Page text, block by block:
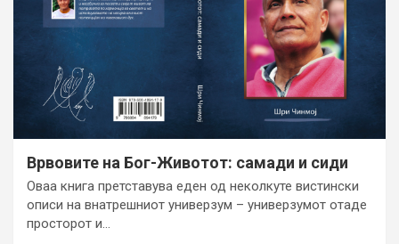
Врвовите на Бог-Животот: самади и сиди
Oваа книга претставува еден од неколкуте вистински
описи на внатрешниот универзум – универзумот отаде
просторот и…